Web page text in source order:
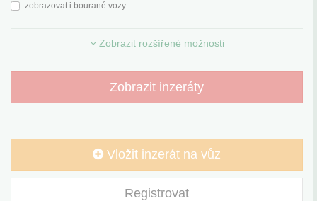
zobrazovat i bourané vozy
Zobrazit rozšířené možnosti
Zobrazit inzeráty
Vložit inzerát na vůz
Registrovat